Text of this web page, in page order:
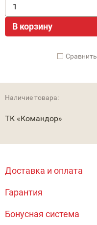
В корзину
Cравнить
Наличие товара:
ТК «Командор»
Доставка и оплата
Гарантия
Бонусная система